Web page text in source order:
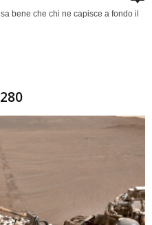
bene che chi ne capisce a fondo il